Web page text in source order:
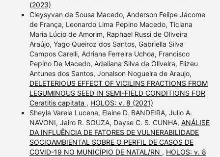
(2023)
Cleysyvan de Sousa Macedo, Anderson Felipe Jácome
de França, Leonardo Lima Pepino Macedo, Ticiana
Maria Lúcio de Amorim, Raphael Russi de Oliveira
Araújo, Yago Queiroz dos Santos, Gabriella Silva
Campos Carelli, Adriana Ferreira Uchoa, Francisco
Pepino De Macedo, Adeliana Silva de Oliveira, Elizeu
Antunes dos Santos, Jonalson Nogueira de Araujo,
DELETERIOUS EFFECT OF VICILINS FRACTIONS FROM
LEGUMINOUS SEED IN SEMI-FIELD CONDITIONS FOR
Ceratitis capitata , HOLOS: v. 8 (2021)
Sheyla Varela Lucena, Elaine D. BANDEIRA, Julio A.
NAVONI, Jairo R. SOUZA, Dayse C. S. CUNHA, ANÁLISE
DA INFLUÊNCIA DE FATORES DE VULNERABILIDADE
SOCIOAMBIENTAL SOBRE O PERFIL DE CASOS DE
COVID-19 NO MUNICÍPIO DE NATAL/RN , HOLOS: v. 8